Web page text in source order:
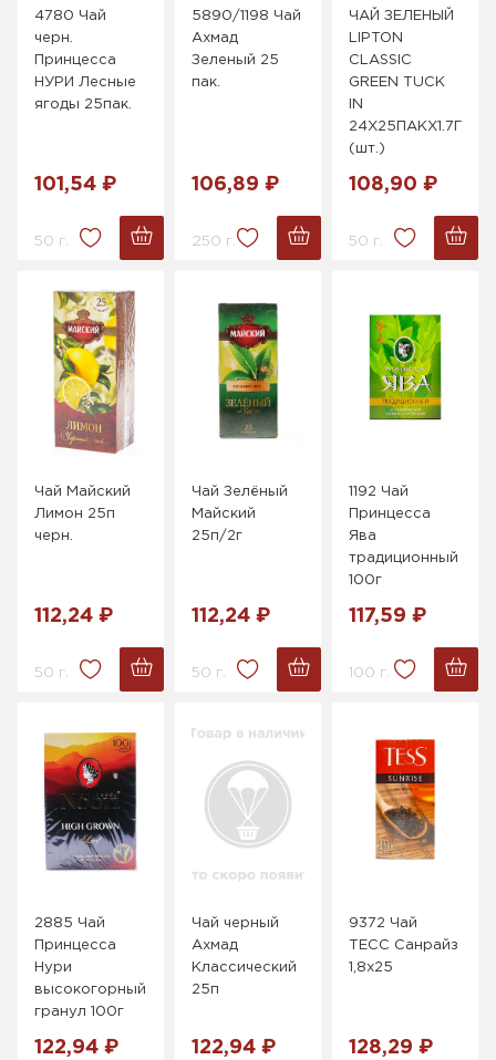
4780 Чай
черн.
Принцесса
НУРИ Лесные
ягоды 25пак.
101,54 ₽
50 г.
5890/1198 Чай
Ахмад
Зеленый 25
пак.
106,89 ₽
250 г.
ЧАЙ ЗЕЛЕНЫЙ
LIPTON
CLASSIC
GREEN TUCK
IN
24Х25ПАКХ1.7Г
(шт.)
108,90 ₽
50 г.
Чай Майский
Лимон 25п
черн.
112,24 ₽
50 г.
Чай Зелёный
Майский
25п/2г
112,24 ₽
50 г.
1192 Чай
Принцесса
Ява
традиционный
100г
117,59 ₽
100 г.
2885 Чай
Принцесса
Нури
высокогорный
гранул 100г
122,94 ₽
Чай черный
Ахмад
Классический
25п
122,94 ₽
9372 Чай
ТЕСС Санрайз
1,8х25
128,29 ₽